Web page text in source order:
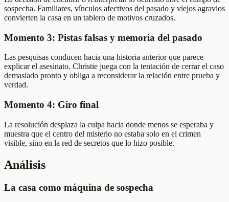
sospecha. Familiares, vínculos afectivos del pasado y viejos agravios
convierten la casa en un tablero de motivos cruzados.
Momento 3: Pistas falsas y memoria del pasado
Las pesquisas conducen hacia una historia anterior que parece
explicar el asesinato. Christie juega con la tentación de cerrar el caso
demasiado pronto y obliga a reconsiderar la relación entre prueba y
verdad.
Momento 4: Giro final
La resolución desplaza la culpa hacia donde menos se esperaba y
muestra que el centro del misterio no estaba solo en el crimen
visible, sino en la red de secretos que lo hizo posible.
Análisis
La casa como máquina de sospecha